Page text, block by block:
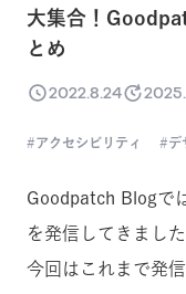
大集合！
とめ
2022.8.24
アクセシビリティ デ
Goodpatch Blogで
を発信してきました
今回はこれまで発